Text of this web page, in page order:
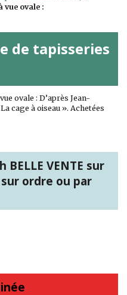
vue ovale :
de tapisseries
ovale : D’après Jean-
cage à oiseau ». Achetées
BELLE VENTE sur
ordre ou par